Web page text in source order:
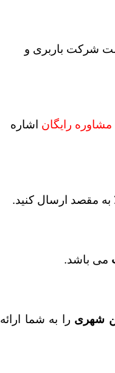
شرکت باربری و
مشاوره رایگان اشاره
به مقصد ارسال کنید.
می باشد.
شهری را به شما ارائه